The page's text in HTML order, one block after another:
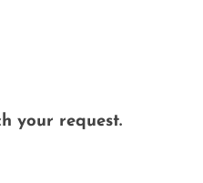
your request.